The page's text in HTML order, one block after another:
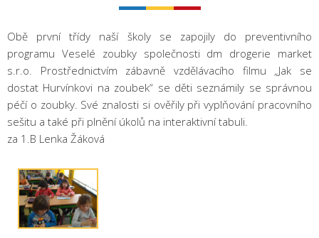
Obě první třídy naší školy se zapojily do preventivního
programu Veselé zoubky společnosti dm drogerie market
s.r.o. Prostřednictvím zábavně vzdělávacího filmu „Jak se
dostat Hurvínkovi na zoubek“ se děti seznámily se správnou
péčí o zoubky. Své znalosti si ověřily při vyplňování pracovního
sešitu a také při plnění úkolů na interaktivní tabuli.
za 1.B Lenka Žáková